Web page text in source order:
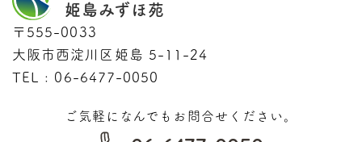
姫島みずほ苑
〒555-0033
大阪市西淀川区姫島 5-11-24
TEL : 06-6477-0050
ご気軽になんでもお問合せください。